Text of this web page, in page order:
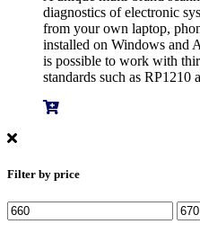
diagnostics of electronic
from your own laptop,
installed on Windows and
is possible to work with
standards such as
Filter by price
Min
price
Max